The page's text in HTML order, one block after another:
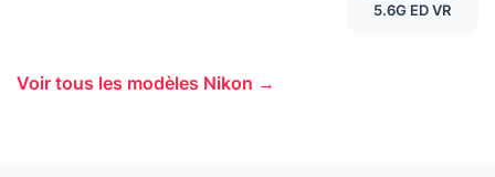
5.6G ED VR
Voir tous les modèles Nikon →